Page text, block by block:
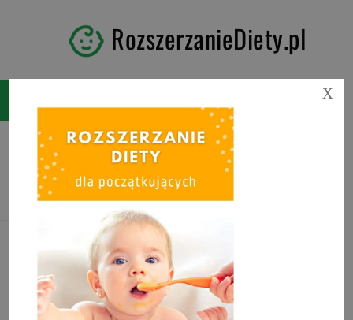
RozszerzanieDiety.pl
Tag:mięso dla niemowlaka
X